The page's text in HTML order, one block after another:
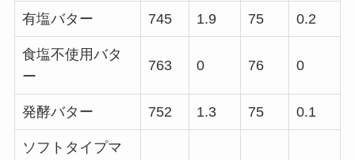
有塩バター 745 1.9 75 0.2
食塩不使用バタ
ー
763 0 76 0
発酵バター 752 1.3 75 0.1
ソフトタイプマ